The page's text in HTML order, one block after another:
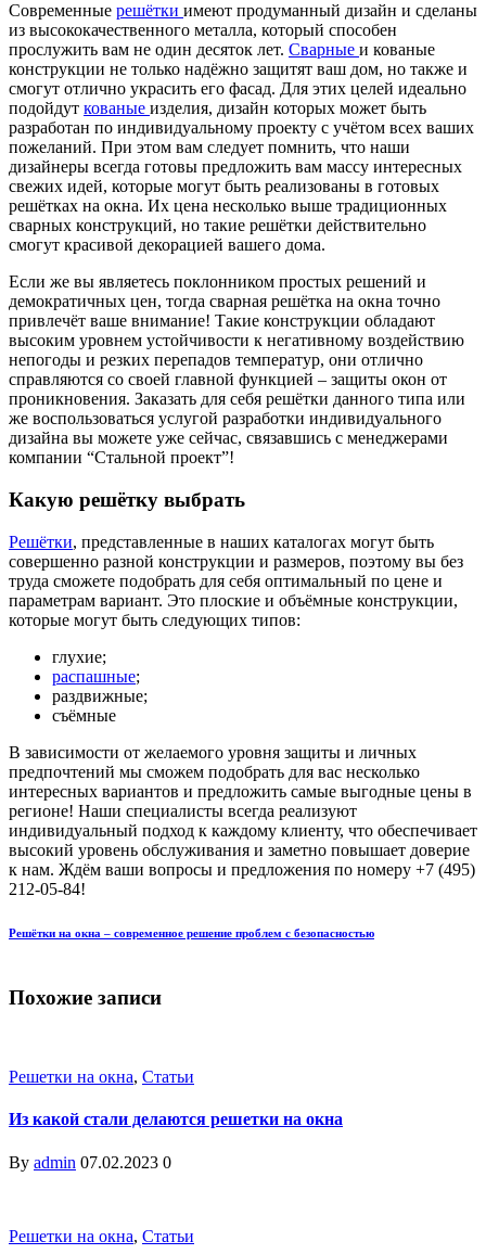
Современные решётки имеют продуманный дизайн и сделаны
из высококачественного металла, который способен
прослужить вам не один десяток лет. Сварные и кованые
конструкции не только надёжно защитят ваш дом, но также и
смогут отлично украсить его фасад. Для этих целей идеально
подойдут кованые изделия, дизайн которых может быть
разработан по индивидуальному проекту с учётом всех ваших
пожеланий. При этом вам следует помнить, что наши
дизайнеры всегда готовы предложить вам массу интересных
свежих идей, которые могут быть реализованы в готовых
решётках на окна. Их цена несколько выше традиционных
сварных конструкций, но такие решётки действительно
смогут красивой декорацией вашего дома.
Если же вы являетесь поклонником простых решений и
демократичных цен, тогда сварная решётка на окна точно
привлечёт ваше внимание! Такие конструкции обладают
высоким уровнем устойчивости к негативному воздействию
непогоды и резких перепадов температур, они отлично
справляются со своей главной функцией – защиты окон от
проникновения. Заказать для себя решётки данного типа или
же воспользоваться услугой разработки индивидуального
дизайна вы можете уже сейчас, связавшись с менеджерами
компании “Стальной проект”!
Какую решётку выбрать
Решётки, представленные в наших каталогах могут быть
совершенно разной конструкции и размеров, поэтому вы без
труда сможете подобрать для себя оптимальный по цене и
параметрам вариант. Это плоские и объёмные конструкции,
которые могут быть следующих типов:
глухие;
распашные;
раздвижные;
съёмные
В зависимости от желаемого уровня защиты и личных
предпочтений мы сможем подобрать для вас несколько
интересных вариантов и предложить самые выгодные цены в
регионе! Наши специалисты всегда реализуют
индивидуальный подход к каждому клиенту, что обеспечивает
высокий уровень обслуживания и заметно повышает доверие
к нам. Ждём ваши вопросы и предложения по номеру +7 (495)
212-05-84!
Решётки на окна – современное решение проблем с безопасностью
Похожие записи
Решетки на окна, Статьи
Из какой стали делаются решетки на окна
By admin 07.02.2023 0
Решетки на окна, Статьи